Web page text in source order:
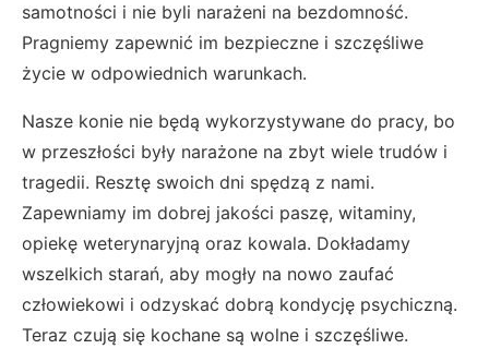
samotności i nie byli narażeni na bezdomność.
Pragniemy zapewnić im bezpieczne i szczęśliwe
życie w odpowiednich warunkach.
Nasze konie nie będą wykorzystywane do pracy, bo
w przeszłości były narażone na zbyt wiele trudów i
tragedii. Resztę swoich dni spędzą z nami.
Zapewniamy im dobrej jakości paszę, witaminy,
opiekę weterynaryjną oraz kowala. Dokładamy
wszelkich starań, aby mogły na nowo zaufać
człowiekowi i odzyskać dobrą kondycję psychiczną.
Teraz czują się kochane są wolne i szczęśliwe.